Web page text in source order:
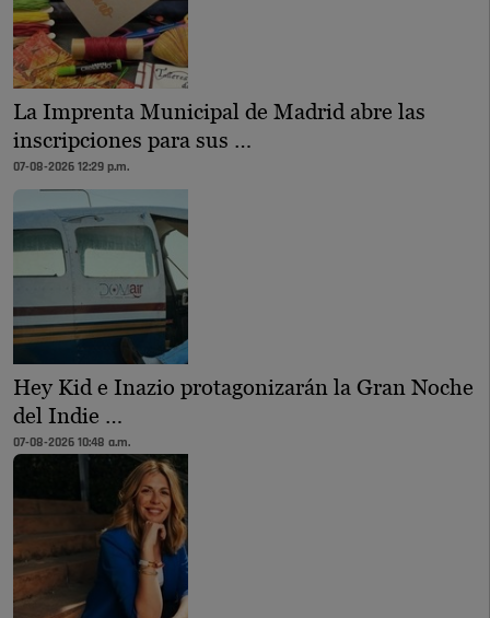
La Imprenta Municipal de Madrid abre las
inscripciones para sus …
07-08-2026 12:29 p.m.
Hey Kid e Inazio protagonizarán la Gran Noche
del Indie …
07-08-2026 10:48 a.m.